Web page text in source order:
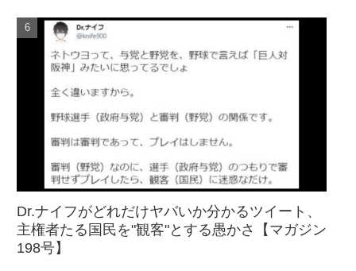
Dr.ナイフがどれだけヤバいか分かるツイート、
主権者たる国民を"観客"とする愚かさ【マガジン
198号】